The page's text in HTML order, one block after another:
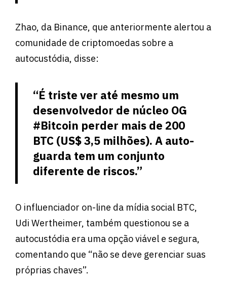
Zhao, da Binance, que anteriormente alertou a
comunidade de criptomoedas sobre a
autocustódia, disse:
“É triste ver até mesmo um
desenvolvedor de núcleo OG
#Bitcoin perder mais de 200
BTC (US$ 3,5 milhões). A auto-
guarda tem um conjunto
diferente de riscos.”
O influenciador on-line da mídia social BTC,
Udi Wertheimer, também questionou se a
autocustódia era uma opção viável e segura,
comentando que “não se deve gerenciar suas
próprias chaves”.